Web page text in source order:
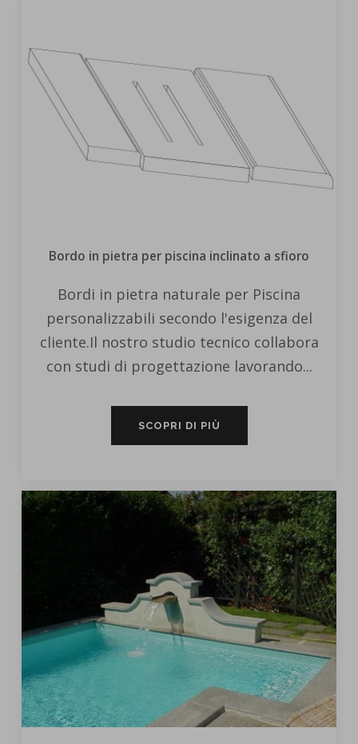
Bordo in pietra per piscina inclinato a sfioro
Bordi in pietra naturale per Piscina
personalizzabili secondo l'esigenza del
cliente.Il nostro studio tecnico collabora
con studi di progettazione lavorando...
SCOPRI DI PIÙ